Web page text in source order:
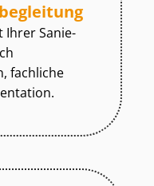
Ihrer Sa­nie­
fachliche